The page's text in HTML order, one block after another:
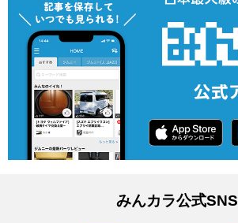
みんカラ公式SNS